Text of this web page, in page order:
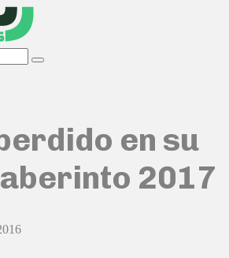
Search
en su
2017